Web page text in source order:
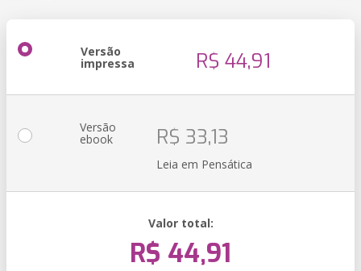
Versão
impressa R$ 44,91
Versão
ebook R$ 33,13
Leia em Pensática
Valor total:
R$ 44,91